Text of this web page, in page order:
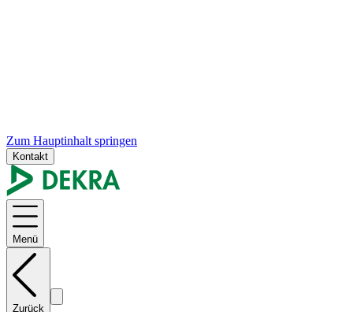
Zum Hauptinhalt springen
Kontakt
Menü
Zurück